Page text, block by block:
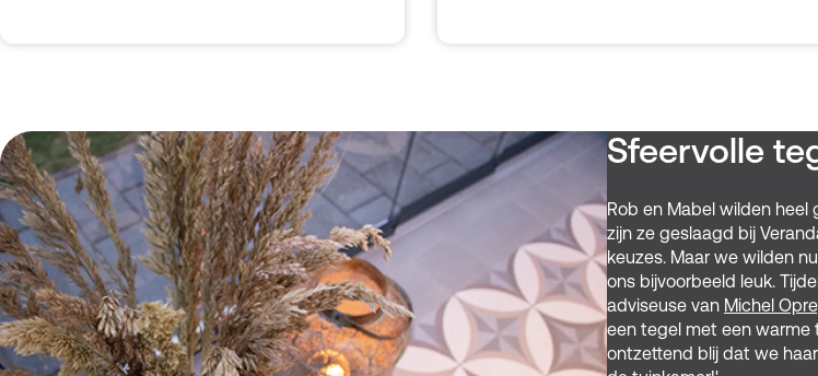
Sfeervolle
Rob en Mabel wilden heel
zijn ze geslaagd bij
keuzes. Maar we wilden
ons bijvoorbeeld leuk.
adviseuse van Michel
een tegel met een warme
ontzettend blij dat we